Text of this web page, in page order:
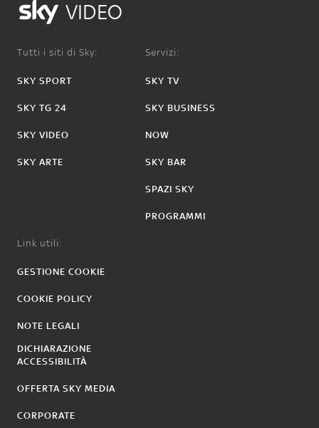
VIDEO
Tutti i siti di Sky:
SKY SPORT
SKY TG 24
SKY VIDEO
SKY ARTE
Servizi:
SKY TV
SKY BUSINESS
NOW
SKY BAR
SPAZI SKY
PROGRAMMI
Link utili:
GESTIONE COOKIE
COOKIE POLICY
NOTE LEGALI
DICHIARAZIONE
ACCESSIBILITÀ
OFFERTA SKY MEDIA
CORPORATE